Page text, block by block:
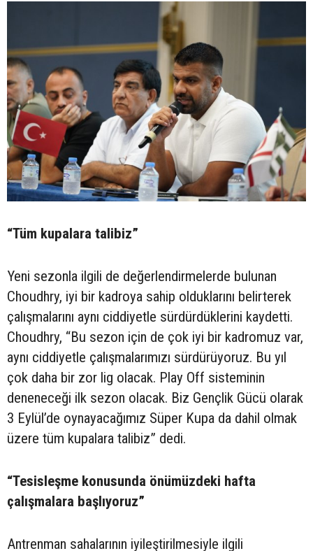
“Tüm kupalara talibiz”
Yeni sezonla ilgili de değerlendirmelerde bulunan
Choudhry, iyi bir kadroya sahip olduklarını belirterek
çalışmalarını aynı ciddiyetle sürdürdüklerini kaydetti.
Choudhry, “Bu sezon için de çok iyi bir kadromuz var,
aynı ciddiyetle çalışmalarımızı sürdürüyoruz. Bu yıl
çok daha bir zor lig olacak. Play Off sisteminin
deneneceği ilk sezon olacak. Biz Gençlik Gücü olarak
3 Eylül’de oynayacağımız Süper Kupa da dahil olmak
üzere tüm kupalara talibiz” dedi.
“Tesisleşme konusunda önümüzdeki hafta
çalışmalara başlıyoruz”
Antrenman sahalarının iyileştirilmesiyle ilgili